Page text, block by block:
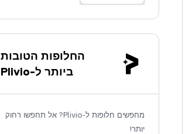
החלופות הטובות
ביותר ל-Plivio
מחפשים חלופות ל-Plivio? אל תחפשו רחוק
יותר!